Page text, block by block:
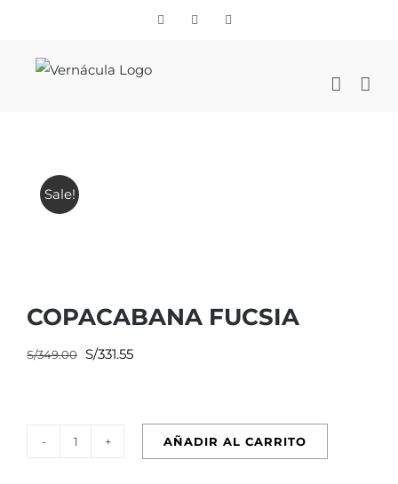
content
Vimeo Facebook
Sale!
COPACABANA FUCSIA
S/349.00 El
S/331.55El
es:
AÑADIR AL CARRITO